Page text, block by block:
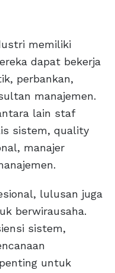
memiliki
dapat bekerja
perbankan,
manajemen.
lain staf
sistem, quality
manajer
lulusan juga
berwirausaha.
sistem,
untuk